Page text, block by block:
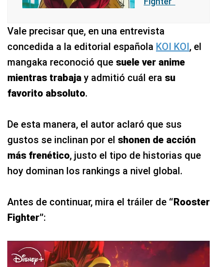
Vale precisar que, en una entrevista
concedida a la editorial española KOI KOI, el
mangaka reconoció que suele ver anime
mientras trabaja y admitió cuál era su
favorito absoluto.
De esta manera, el autor aclaró que sus
gustos se inclinan por el shonen de acción
más frenético, justo el tipo de historias que
hoy dominan los rankings a nivel global.
Antes de continuar, mira el tráiler de “Rooster
Fighter”: